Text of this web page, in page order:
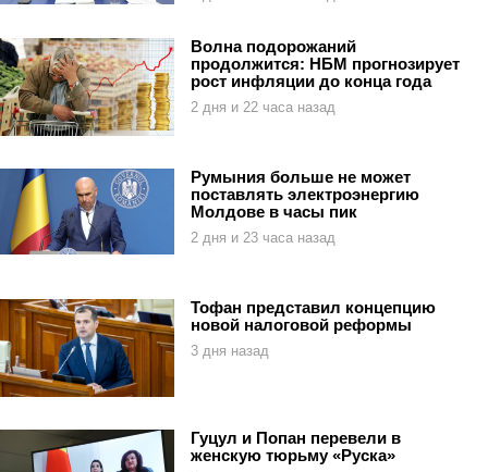
Волна подорожаний
продолжится: НБМ прогнозирует
рост инфляции до конца года
2 дня и 22 часа назад
Румыния больше не может
поставлять электроэнергию
Молдове в часы пик
2 дня и 23 часа назад
Тофан представил концепцию
новой налоговой реформы
3 дня назад
Гуцул и Попан перевели в
женскую тюрьму «Руска»